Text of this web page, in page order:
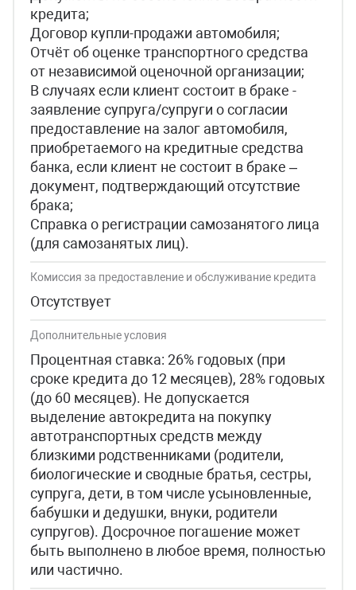
кредита;
Договор купли-продажи автомобиля;
Отчёт об оценке транспортного средства
от независимой оценочной организации;
В случаях если клиент состоит в браке -
заявление супруга/супруги о согласии
предоставление на залог автомобиля,
приобретаемого на кредитные средства
банка, если клиент не состоит в браке –
документ, подтверждающий отсутствие
брака;
Справка о регистрации самозанятого лица
(для самозанятых лиц).
Комиссия за предоставление и обслуживание кредита
Отсутствует
Дополнительные условия
Процентная ставка: 26% годовых (при
сроке кредита до 12 месяцев), 28% годовых
(до 60 месяцев). Не допускается
выделение автокредита на покупку
автотранспортных средств между
близкими родственниками (родители,
биологические и сводные братья, сестры,
супруга, дети, в том числе усыновленные,
бабушки и дедушки, внуки, родители
супругов). Досрочное погашение может
быть выполнено в любое время, полностью
или частично.